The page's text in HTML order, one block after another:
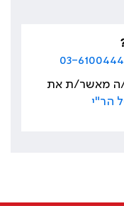
03-6100444
ה מאשר/ת את
הר"י